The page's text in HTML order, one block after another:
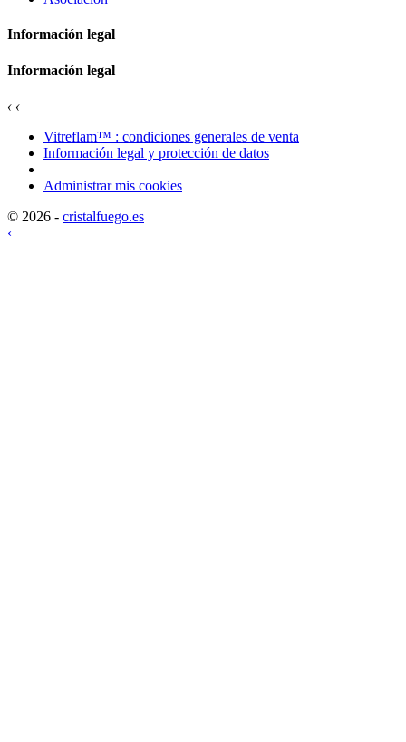
Información legal
Información legal
‹ ‹
Vitreflam™ : condiciones generales de venta
Información legal y protección de datos
Administrar mis cookies
© 2026 - cristalfuego.es
‹